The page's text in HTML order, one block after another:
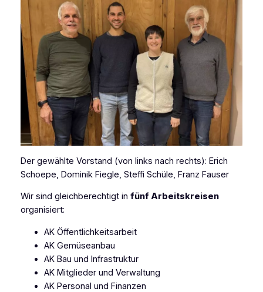
Der gewählte Vorstand (von links nach rechts): Erich
Schoepe, Dominik Fiegle, Steffi Schüle, Franz Fauser
Wir sind gleichberechtigt in fünf Arbeitskreisen
organisiert:
AK Öffentlichkeitsarbeit
AK Gemüseanbau
AK Bau und Infrastruktur
AK Mitglieder und Verwaltung
AK Personal und Finanzen